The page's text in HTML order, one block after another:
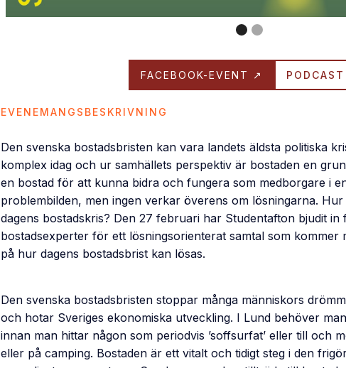
FACEBOOK-EVENT ↗
EVENEMANGSBESKRIVNING
Den svenska bostadsbristen kan vara landets äldsta politiska
komplex idag och ur samhällets perspektiv är bostaden en
en bostad för att kunna bidra och fungera som medborgare i
problembilden, men ingen verkar överens om lösningarna.
dagens bostadskris? Den 27 februari har Studentafton bjudit in
bostadsexperter för ett lösningsorienterat samtal som
på hur dagens bostadsbrist kan lösas.
Den svenska bostadsbristen stoppar många människors
och hotar Sveriges ekonomiska utveckling. I Lund behöver
innan man hittar någon som periodvis ’soffsurfat’ eller till och
eller på camping. Bostaden är ett vitalt och tidigt steg i den